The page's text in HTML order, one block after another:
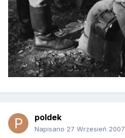
poldek
Napisano 27 Wrzesień 2007